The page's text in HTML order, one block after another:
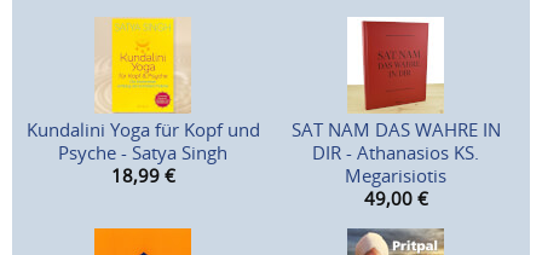
Kundalini Yoga für Kopf und
Psyche - Satya Singh
18,99 €
SAT NAM DAS WAHRE IN
DIR - Athanasios KS.
Megarisiotis
49,00 €